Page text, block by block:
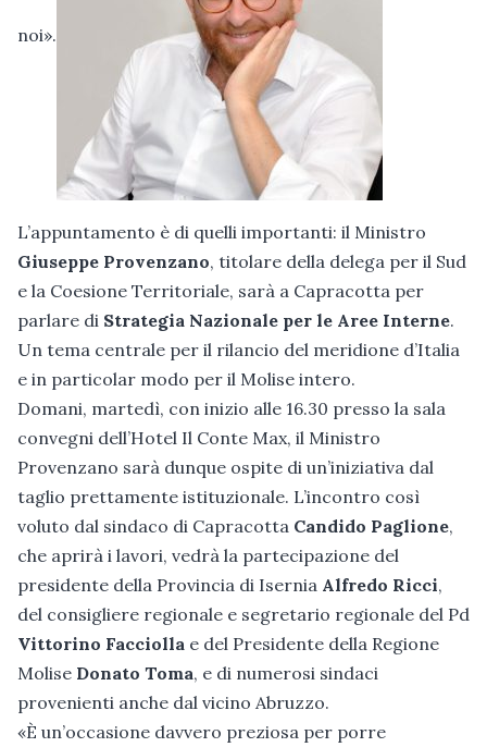
noi».
L’appuntamento è di quelli importanti: il Ministro
Giuseppe Provenzano, titolare della delega per il Sud
e la Coesione Territoriale, sarà a Capracotta per
parlare di Strategia Nazionale per le Aree Interne.
Un tema centrale per il rilancio del meridione d’Italia
e in particolar modo per il Molise intero.
Domani, martedì, con inizio alle 16.30 presso la sala
convegni dell’Hotel Il Conte Max, il Ministro
Provenzano sarà dunque ospite di un’iniziativa dal
taglio prettamente istituzionale. L’incontro così
voluto dal sindaco di Capracotta Candido Paglione,
che aprirà i lavori, vedrà la partecipazione del
presidente della Provincia di Isernia Alfredo Ricci,
del consigliere regionale e segretario regionale del Pd
Vittorino Facciolla e del Presidente della Regione
Molise Donato Toma, e di numerosi sindaci
provenienti anche dal vicino Abruzzo.
«È un’occasione davvero preziosa per porre